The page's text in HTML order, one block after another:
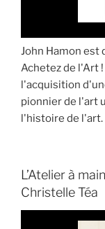
John Hamon est
Achetez de l'Art
l'acquisition
pionnier de l'art
l'histoire de l'art.
L’Atelier à
Christelle Téa